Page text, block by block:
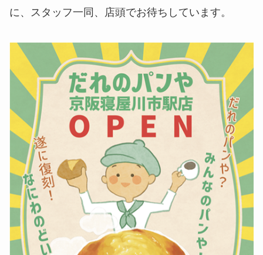
に、スタッフ一同、店頭でお待ちしています。